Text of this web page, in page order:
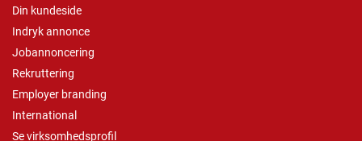
Din kundeside
Indryk annonce
Jobannoncering
Rekruttering
Employer branding
International
Se virksomhedsprofil